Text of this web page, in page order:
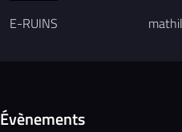
E-RUINS
Évènements